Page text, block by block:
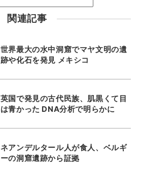
関連記事
世界最大の水中洞窟でマヤ文明の遺
跡や化石を発見 メキシコ
英国で発見の古代民族、肌黒くて目
は青かった DNA分析で明らかに
ネアンデルタール人が食人、ベルギ
ーの洞窟遺跡から証拠